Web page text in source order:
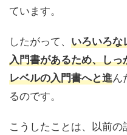
ています。
したがって、 いろいろな
入門書があるため、し
レベルの入門書へと進ん
るのです。
こうしたことは、以前の